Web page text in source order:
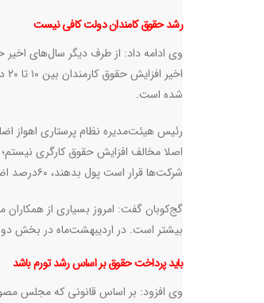
رشد حقوق کامندان دولت کافی نیست
وی ادامه داد: از طرف دیگر سال‌های
شده است.
رئیس هیئت‌مدیره نظام پرستاری اهواز
اصلا مخالف افزایش حقوق کارگری
شرکت‌ها قرار است پول بدهند، ۶۰درصد اضافه می‌کنند و اینجا که دولت می‌خواهد پول بدهد، ۲۰درصد افزایش پیدا کند.
گج‌کوبان گفت: امروز بسیاری از
بیشتر است. در اردیبهشت‌ماه در بخش
باید پرداخت حقوق بر اساس رشد تورم باشد
وی افزود: بر اساس قانونی که مجلس